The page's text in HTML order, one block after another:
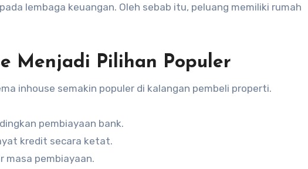
lembaga keuangan. Oleh sebab itu, peluang memiliki rumah
Menjadi Pilihan Populer
inhouse semakin populer di kalangan pembeli properti.
pembiayaan bank.
kredit secara ketat.
masa pembiayaan.